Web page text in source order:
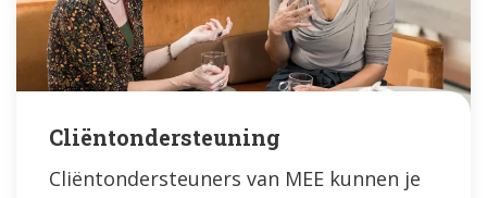
Cliëntondersteuning
Cliëntondersteuners van MEE kunnen je